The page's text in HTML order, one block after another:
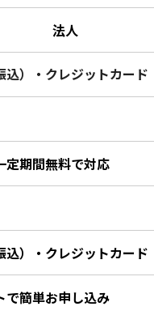
法人
込）・クレジットカード
定期間無料で対応
込）・クレジットカード
で簡単お申し込み